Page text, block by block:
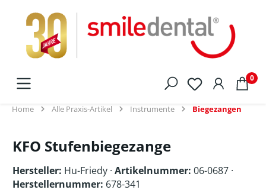
springen
0
Home Alle Praxis-Artikel Instrumente Biegezangen
KFO Stufenbiegezange
Hersteller: Hu-Friedy · Artikelnummer: 06-0687 ·
Herstellernummer: 678-341